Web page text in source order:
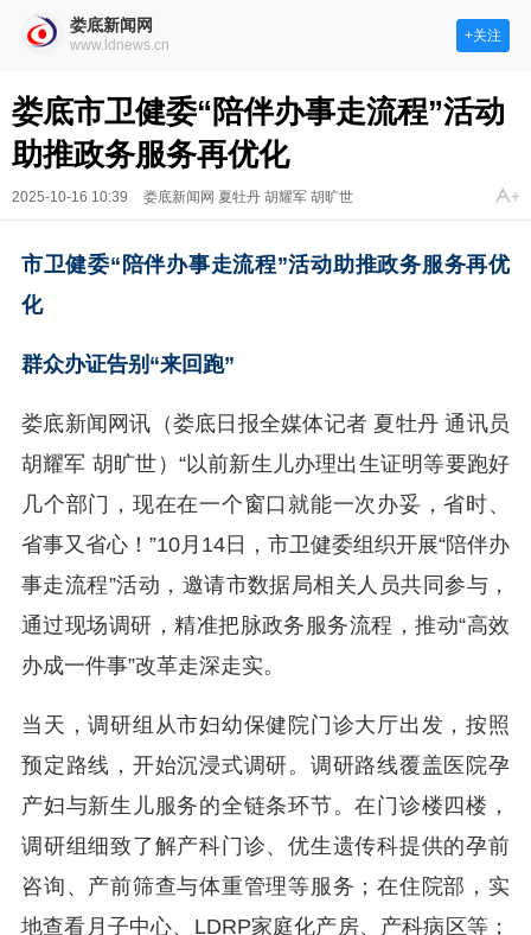
娄底新闻网
www.ldnews.cn
+关注
娄底市卫健委“陪伴办事走流程”活动
助推政务服务再优化
2025-10-16 10:39 娄底新闻网 夏牡丹 胡耀军 胡旷世
市卫健委“陪伴办事走流程”活动助推政务服务再优
化
群众办证告别“来回跑”
娄底新闻网讯（娄底日报全媒体记者 夏牡丹 通讯员
胡耀军 胡旷世）“以前新生儿办理出生证明等要跑好
几个部门，现在在一个窗口就能一次办妥，省时、
省事又省心！”10月14日，市卫健委组织开展“陪伴办
事走流程”活动，邀请市数据局相关人员共同参与，
通过现场调研，精准把脉政务服务流程，推动“高效
办成一件事”改革走深走实。
当天，调研组从市妇幼保健院门诊大厅出发，按照
预定路线，开始沉浸式调研。调研路线覆盖医院孕
产妇与新生儿服务的全链条环节。在门诊楼四楼，
调研组细致了解产科门诊、优生遗传科提供的孕前
咨询、产前筛查与体重管理等服务；在住院部，实
地查看月子中心、LDRP家庭化产房、产科病区等；